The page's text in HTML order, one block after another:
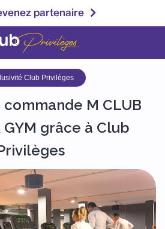
partenaire
Club Privilèges
M CLUB
GYM grâce à Club